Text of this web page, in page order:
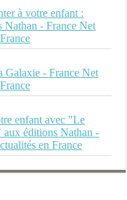
à votre enfant :
Nathan - France Net
Galaxie - France Net
enfant avec "Le
aux éditions Nathan -
en France